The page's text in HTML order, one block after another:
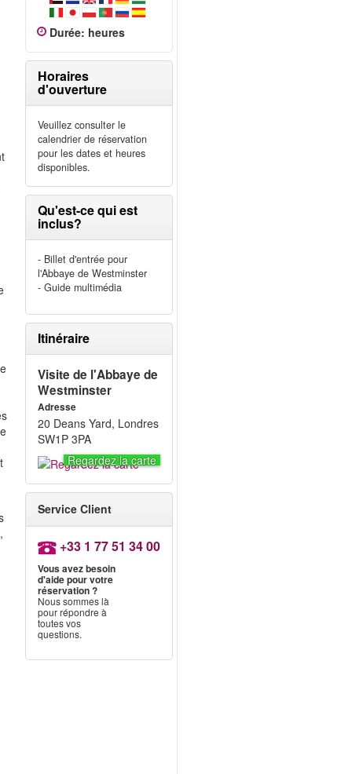
Durée: heures
Horaires
d'ouverture
Veuillez consulter le
calendrier de réservation
pour les dates et heures
disponibles.
Qu'est-ce qui est
inclus?
- Billet d'entrée pour
l'Abbaye de Westminster
- Guide multimédia
Itinéraire
Visite de l'Abbaye de
Westminster
Adresse
20 Deans Yard, Londres
SW1P 3PA
Regardez la carte
Service Client
+33 1 77 51 34 00
Vous avez besoin
d'aide pour votre
réservation ?
Nous sommes là
pour répondre à
toutes vos
questions.